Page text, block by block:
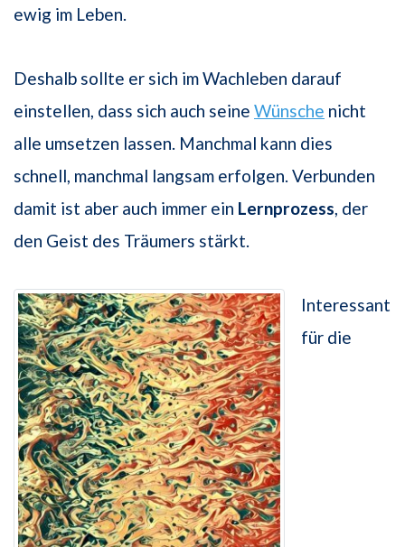
ewig im Leben.
Deshalb sollte er sich im Wachleben darauf
einstellen, dass sich auch seine Wünsche nicht
alle umsetzen lassen. Manchmal kann dies
schnell, manchmal langsam erfolgen. Verbunden
damit ist aber auch immer ein Lernprozess, der
den Geist des Träumers stärkt.
Interessant
für die